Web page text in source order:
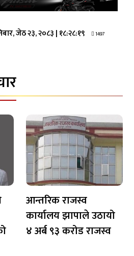
जेठ २३, २०८३ | १८:२८:१९ 1497
आन्तरिक राजस्व
कार्यालय झापाले उठायो
४ अर्ब ९३ करोड राजस्व